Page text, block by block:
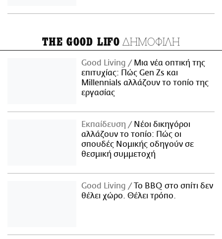
THE GOOD LIFO ΔΗΜΟΦΙΛΗ
Good Living
Μια νέα οπτική της
επιτυχίας: Πώς Gen Zs και
Millennials αλλάζουν το τοπίο της
εργασίας
Εκπαίδευση
Νέοι δικηγόροι
αλλάζουν το τοπίο: Πώς οι
σπουδές Νομικής οδηγούν σε
θεσμική συμμετοχή
Good Living
Το BBQ στο σπίτι δεν
θέλει χώρο. Θέλει τρόπο.